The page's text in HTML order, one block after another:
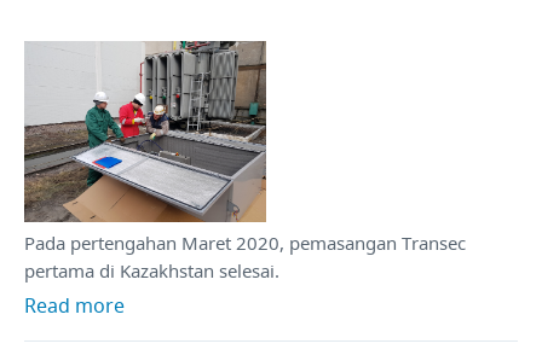
Pada pertengahan Maret 2020, pemasangan Transec
pertama di Kazakhstan selesai.
Read more